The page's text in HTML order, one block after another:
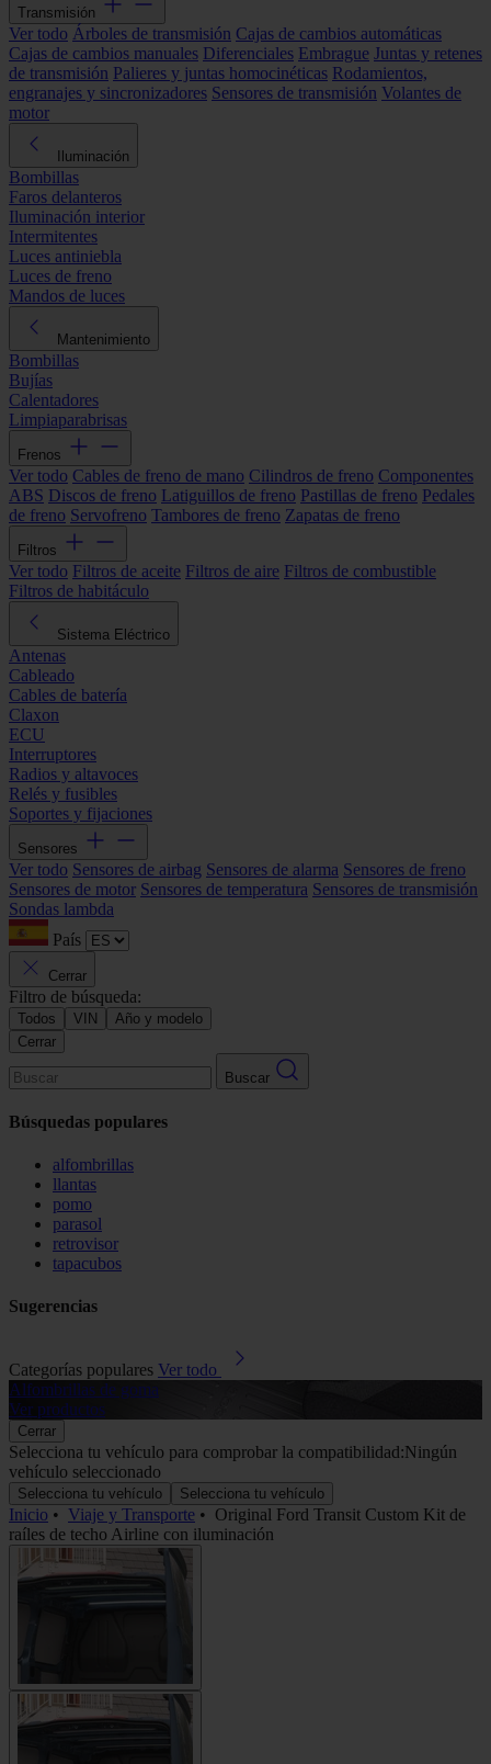
Transmisión
Ver todo Árboles de transmisión Cajas de cambios automáticas
Cajas de cambios manuales Diferenciales Embrague Juntas y retenes
de transmisión Palieres y juntas homocinéticas Rodamientos,
engranajes y sincronizadores Sensores de transmisión Volantes de
motor
Iluminación
Bombillas
Faros delanteros
Iluminación interior
Intermitentes
Luces antiniebla
Luces de freno
Mandos de luces
Mantenimiento
Bombillas
Bujías
Calentadores
Limpiaparabrisas
Frenos
Ver todo Cables de freno de mano Cilindros de freno Componentes
ABS Discos de freno Latiguillos de freno Pastillas de freno Pedales
de freno Servofreno Tambores de freno Zapatas de freno
Filtros
Ver todo Filtros de aceite Filtros de aire Filtros de combustible
Filtros de habitáculo
Sistema Eléctrico
Antenas
Cableado
Cables de batería
Claxon
ECU
Interruptores
Radios y altavoces
Relés y fusibles
Soportes y fijaciones
Sensores
Ver todo Sensores de airbag Sensores de alarma Sensores de freno
Sensores de motor Sensores de temperatura Sensores de transmisión
Sondas lambda
País
Cerrar
Filtro de búsqueda:
Todos VIN
Año y modelo
Cerrar
Buscar
Búsquedas populares
alfombrillas
llantas
pomo
parasol
retrovisor
tapacubos
Sugerencias
Categorías populares Ver todo
Alfombrillas de goma
Ver productos
Cerrar
Selecciona tu vehículo para comprobar la compatibilidad:Ningún
vehículo seleccionado
Selecciona tu vehículo Selecciona tu vehículo
Inicio • Viaje y Transporte • Original Ford Transit Custom Kit de
raíles de techo Airline con iluminación